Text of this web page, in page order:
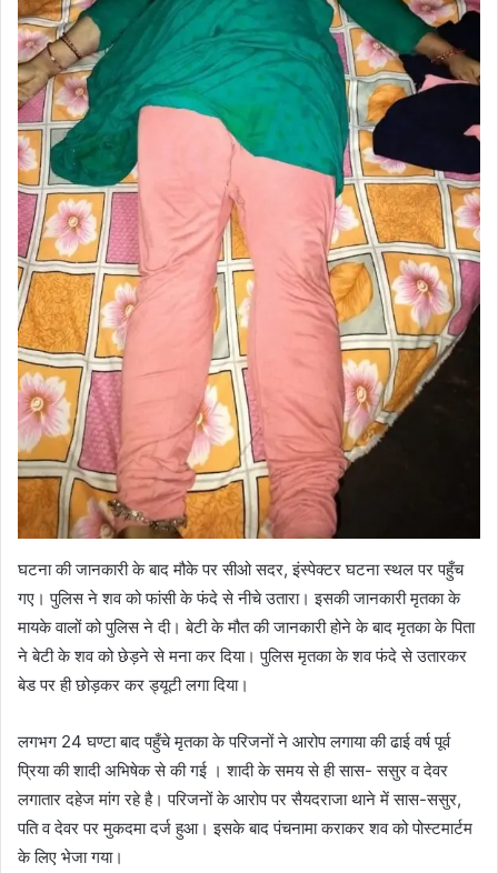
घटना की जानकारी के बाद मौके पर सीओ सदर, इंस्पेक्टर घटना स्थल पर पहुँच
गए। पुलिस ने शव को फांसी के फंदे से नीचे उतारा। इसकी जानकारी मृतका के
मायके वालों को पुलिस ने दी। बेटी के मौत की जानकारी होने के बाद मृतका के पिता
ने बेटी के शव को छेड़ने से मना कर दिया। पुलिस मृतका के शव फंदे से उतारकर
बेड पर ही छोड़कर कर ड्यूटी लगा दिया।
लगभग 24 घण्टा बाद पहुँचे मृतका के परिजनों ने आरोप लगाया की ढाई वर्ष पूर्व
प्रिया की शादी अभिषेक से की गई । शादी के समय से ही सास- ससुर व देवर
लगातार दहेज मांग रहे है। परिजनों के आरोप पर सैयदराजा थाने में सास-ससुर,
पति व देवर पर मुकदमा दर्ज हुआ। इसके बाद पंचनामा कराकर शव को पोस्टमार्टम
के लिए भेजा गया।